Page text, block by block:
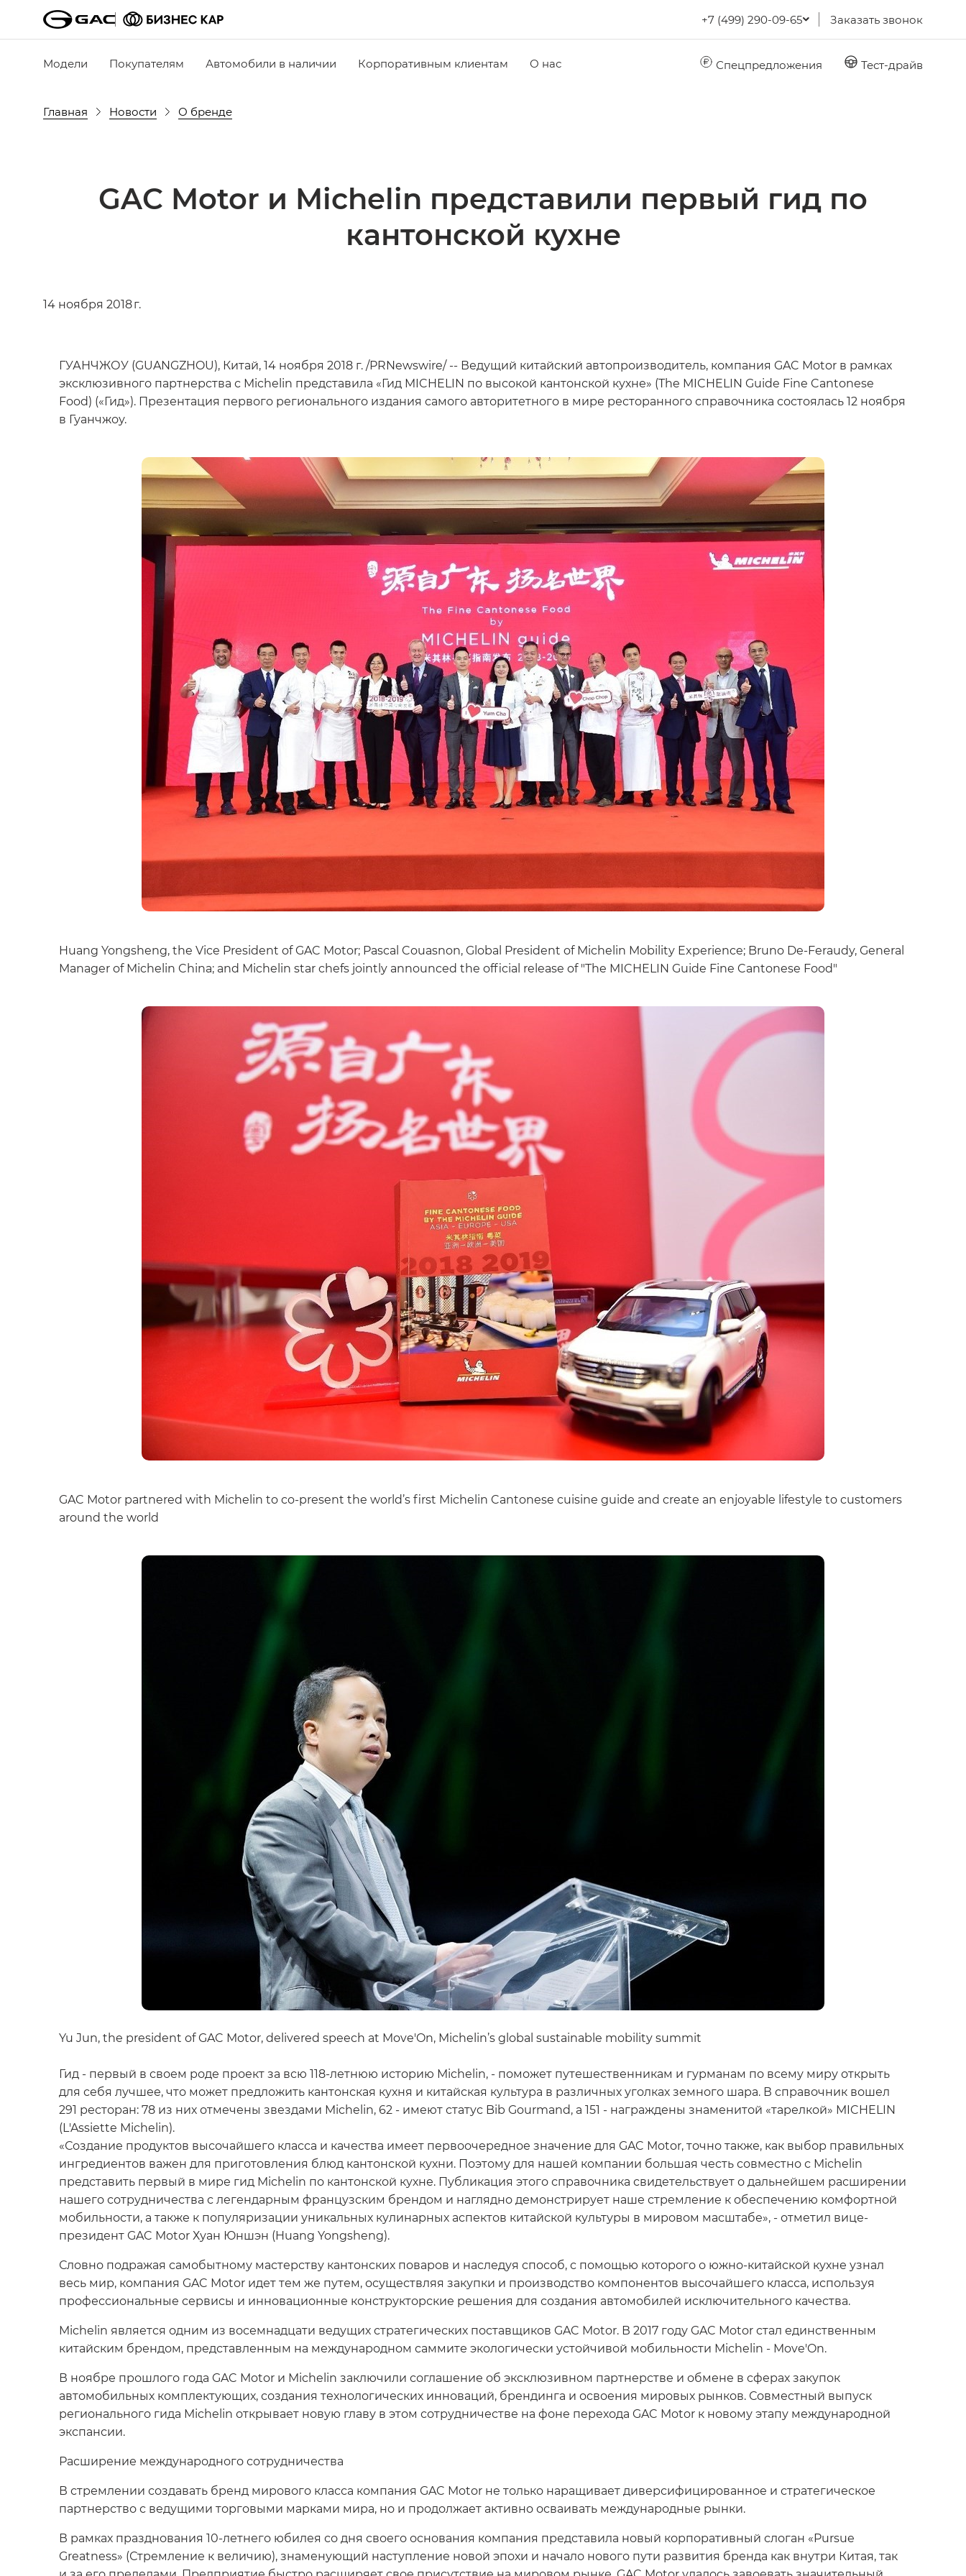
+7 (499) 290-09-65 Заказать звонок
Модели Покупателям Автомобили в наличии Корпоративным клиентам О нас Спецпредложения Тест-драйв
Главная Новости О бренде
GAC Motor и Michelin представили первый гид по
кантонской кухне
14 ноября 2018 г.
ГУАНЧЖОУ (GUANGZHOU), Китай, 14 ноября 2018 г. /PRNewswire/ -- Ведущий китайский автопроизводитель, компания GAC Motor в рамках
эксклюзивного партнерства с Michelin представила «Гид MICHELIN по высокой кантонской кухне» (The MICHELIN Guide Fine Cantonese
Food) («Гид»). Презентация первого регионального издания самого авторитетного в мире ресторанного справочника состоялась 12 ноября
в Гуанчжоу.
Huang Yongsheng, the Vice President of GAC Motor; Pascal Couasnon, Global President of Michelin Mobility Experience; Bruno De-Feraudy, General
Manager of Michelin China; and Michelin star chefs jointly announced the official release of "The MICHELIN Guide Fine Cantonese Food"
GAC Motor partnered with Michelin to co-present the world’s first Michelin Cantonese cuisine guide and create an enjoyable lifestyle to customers
around the world
Yu Jun, the president of GAC Motor, delivered speech at Move'On, Michelin’s global sustainable mobility summit
Гид - первый в своем роде проект за всю 118-летнюю историю Michelin, - поможет путешественникам и гурманам по всему миру открыть
для себя лучшее, что может предложить кантонская кухня и китайская культура в различных уголках земного шара. В справочник вошел
291 ресторан: 78 из них отмечены звездами Michelin, 62 - имеют статус Bib Gourmand, а 151 - награждены знаменитой «тарелкой» MICHELIN
(L'Assiette Michelin).
«Создание продуктов высочайшего класса и качества имеет первоочередное значение для GAC Motor, точно также, как выбор правильных
ингредиентов важен для приготовления блюд кантонской кухни. Поэтому для нашей компании большая честь совместно с Michelin
представить первый в мире гид Michelin по кантонской кухне. Публикация этого справочника свидетельствует о дальнейшем расширении
нашего сотрудничества с легендарным французским брендом и наглядно демонстрирует наше стремление к обеспечению комфортной
мобильности, а также к популяризации уникальных кулинарных аспектов китайской культуры в мировом масштабе», - отметил вице-
президент GAC Motor Хуан Юншэн (Huang Yongsheng).
Словно подражая самобытному мастерству кантонских поваров и наследуя способ, с помощью которого о южно-китайской кухне узнал
весь мир, компания GAC Motor идет тем же путем, осуществляя закупки и производство компонентов высочайшего класса, используя
профессиональные сервисы и инновационные конструкторские решения для создания автомобилей исключительного качества.
Michelin является одним из восемнадцати ведущих стратегических поставщиков GAC Motor. В 2017 году GAC Motor стал единственным
китайским брендом, представленным на международном саммите экологически устойчивой мобильности Michelin - Move'On.
В ноябре прошлого года GAC Motor и Michelin заключили соглашение об эксклюзивном партнерстве и обмене в сферах закупок
автомобильных комплектующих, создания технологических инноваций, брендинга и освоения мировых рынков. Совместный выпуск
регионального гида Michelin открывает новую главу в этом сотрудничестве на фоне перехода GAC Motor к новому этапу международной
экспансии.
Расширение международного сотрудничества
В стремлении создавать бренд мирового класса компания GAC Motor не только наращивает диверсифицированное и стратегическое
партнерство с ведущими торговыми марками мира, но и продолжает активно осваивать международные рынки.
В рамках празднования 10-летнего юбилея со дня своего основания компания представила новый корпоративный слоган «Pursue
Greatness» (Стремление к величию), знаменующий наступление новой эпохи и начало нового пути развития бренда как внутри Китая, так